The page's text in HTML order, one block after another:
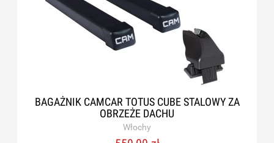
BAGAŻNIK CAMCAR TOTUS CUBE STALOWY ZA
OBRZEŻE DACHU
Włochy